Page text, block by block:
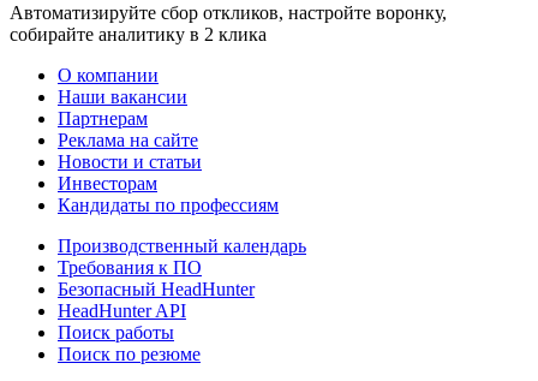
Автоматизируйте сбор откликов, настройте воронку,
собирайте аналитику в 2 клика
О компании
Наши вакансии
Партнерам
Реклама на сайте
Новости и статьи
Инвесторам
Кандидаты по профессиям
Производственный календарь
Требования к ПО
Безопасный HeadHunter
HeadHunter API
Поиск работы
Поиск по резюме